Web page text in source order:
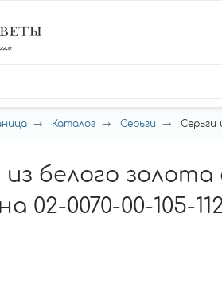
Каталог Серьги Серьги
из белого
02-0070-00-105-